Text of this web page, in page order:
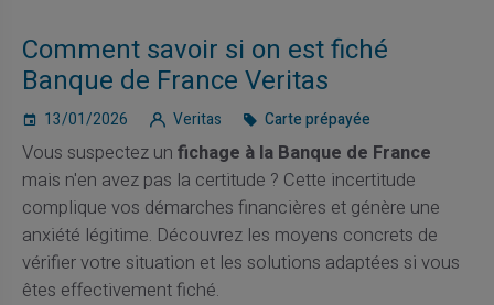
Comment savoir si on est fiché
Banque de France Veritas
13/01/2026 Veritas Carte prépayée
Vous suspectez un fichage à la Banque de France
mais n'en avez pas la certitude ? Cette incertitude
complique vos démarches financières et génère une
anxiété légitime. Découvrez les moyens concrets de
vérifier votre situation et les solutions adaptées si vous
êtes effectivement fiché.